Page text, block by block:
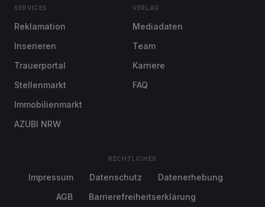
SERVICES
Reklamation
Inserieren
Trauerportal
Stellenmarkt
Immobilienmarkt
AZUBI NRW
VERLAG
Mediadaten
Team
Karriere
FAQ
RECHTLICHES
Impressum Datenschutz
Datenerhebung
AGB
Barrierefreiheitserklärung